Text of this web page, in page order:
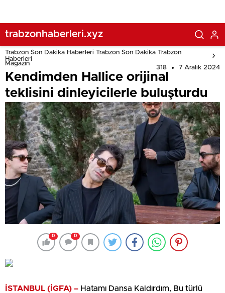
trabzonhaberleri.xyz
Trabzon Son Dakika Haberleri Trabzon Son Dakika Trabzon
Haberleri
Magazin
318 7 Aralık 2024
Kendimden Hallice orijinal
teklisini dinleyicilerle buluşturdu
0 0
İSTANBUL (İGFA) – Hatamı Dansa Kaldırdım, Bu türlü